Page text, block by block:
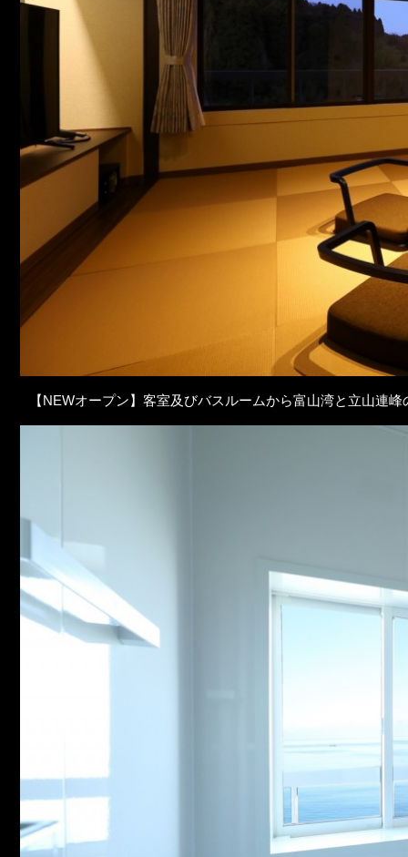
【NEWオープン】客室及びバスルームから富山湾と立山連